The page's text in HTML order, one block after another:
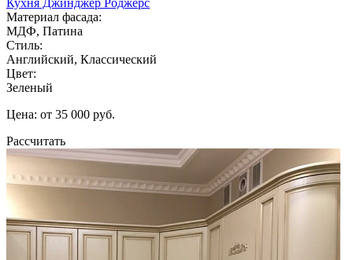
Материал фасада:
МДФ, Патина
Стиль:
Английский, Классический
Цвет:
Зеленый
Цена: от 35 000 руб.
Рассчитать